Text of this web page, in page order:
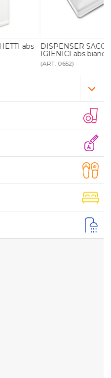
DISPENSER SACCHETTI
IGIENICI abs bianco